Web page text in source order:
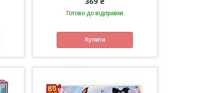
Готово до відправки
Купити